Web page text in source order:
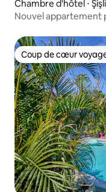
Chambre d'hôtel ⋅ Şişli
Nouvel appartement
Coup de cœur
Coup de cœur